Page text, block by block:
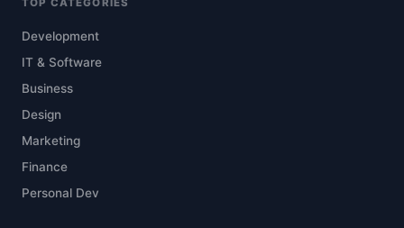
TOP CATEGORIES
Development
IT & Software
Business
Design
Marketing
Finance
Personal Dev